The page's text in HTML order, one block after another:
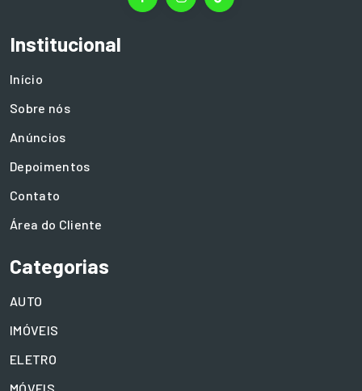
Institucional
Início
Sobre nós
Anúncios
Depoimentos
Contato
Área do Cliente
Categorias
AUTO
IMÓVEIS
ELETRO